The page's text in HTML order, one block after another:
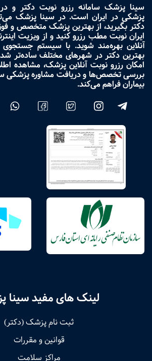
سینا پزشک سامانه رزرو نوبت دکتر و
پزشکی در ایران است. در سینا پزشک
دکتر بگیرید، از بهترین پزشک متخصص و
ایران نوبت مطب رزرو کنید و از ویزیت
آنلاین بهره‌مند شوید. با سیستم جستجوی
بهترین دکتر در شهرهای مختلف ساده‌تر
امکان رزرو نوبت آنلاین پزشک، مشاهده
بررسی تخصص‌ها و دریافت مشاوره پزشکی
بیماران فراهم می‌کند.
لینک های مفید سینا
ثبت نام پزشک (دکتر)
قوانین و مقررات
مراکز سلامت